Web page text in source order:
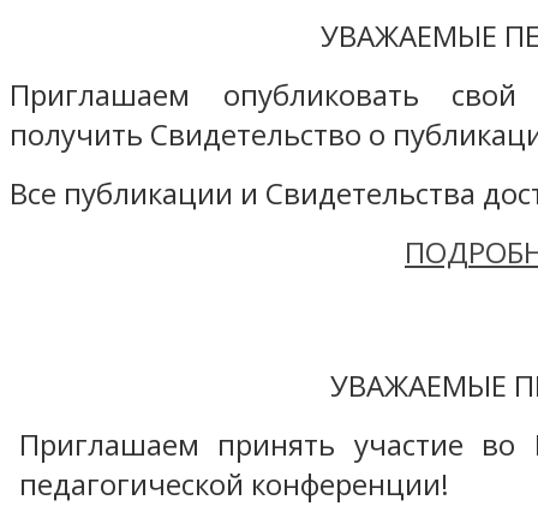
УВАЖАЕМЫЕ
Приглашаем опубликовать
получить Свидетельство о
Все публикации и Свидетельства
УВАЖАЕМЫЕ
Приглашаем принять участие во
педагогической конференции!